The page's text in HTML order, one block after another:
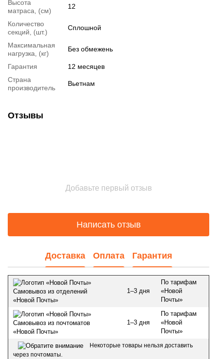
Высота
матраса, (см)
12
Количество
секций, (шт.)
Сплошной
Максимальная
нагрузка, (кг)
Без обмежень
Гарантия
12 месяцев
Страна
производитель
Вьетнам
Отзывы
Добавьте первый отзыв
Написать отзыв
Доставка Оплата Гарантия
Самовывоз из отделений
«Новой Почты»
1–3 дня
По тарифам
«Новой
Почты»
Самовывоз из почтоматов
«Новой Почты»
1–3 дня
По тарифам
«Новой
Почты»
Некоторые товары нельзя доставить
через почтоматы.